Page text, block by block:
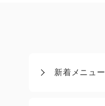
新着メニュー